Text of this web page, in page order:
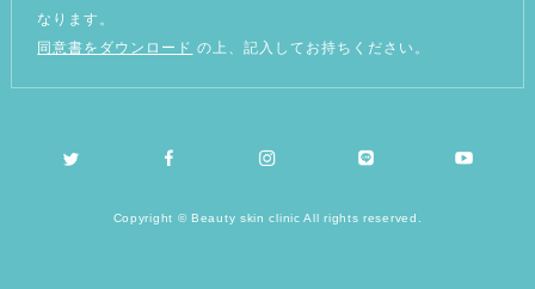
なります。
同意書をダウンロード の上、記入してお持ちください。
Copyright © Beauty skin clinic All rights reserved.